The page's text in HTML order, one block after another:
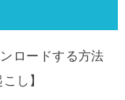
ロードする方法
し】